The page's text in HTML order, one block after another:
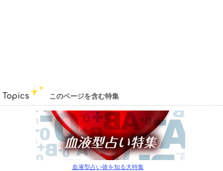
Topics このページを含む特集
血液型占い彼を知る大特集